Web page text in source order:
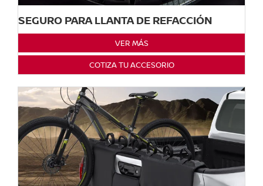
SEGURO PARA LLANTA DE REFACCIÓN
VER MÁS
COTIZA TU ACCESORIO